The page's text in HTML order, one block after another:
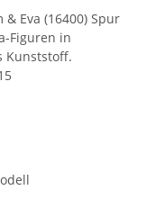
& Eva (16400) Spur
Figuren in
Kunststoff.